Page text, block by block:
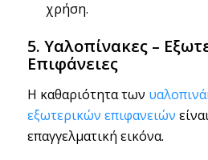
χρήση.
5. Υαλοπίνακες –
Επιφάνειες
Η καθαριότητα των
εξωτερικών επιφανειών
επαγγελματική εικόνα.